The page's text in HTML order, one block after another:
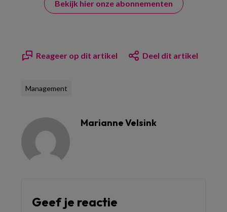
Bekijk hier onze abonnementen
Reageer op dit artikel Deel dit artikel
Management
Marianne Velsink
Geef je reactie